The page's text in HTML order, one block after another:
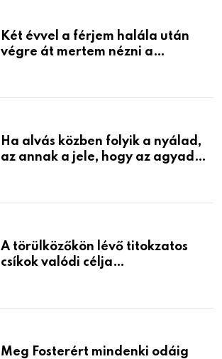
Két évvel a férjem halála után
végre át mertem nézni a
életemet
Ha alvás közben folyik a nyálad,
az annak a jele, hogy az agyad…
A törülközőkön lévő titokzatos
csíkok valódi célja…
Meg Fosterért mindenki odáig